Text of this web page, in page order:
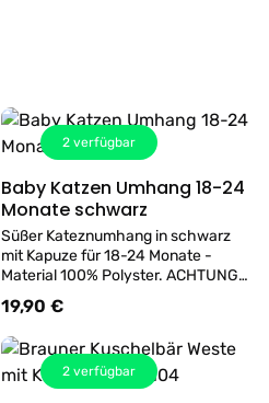
2 verfügbar
Details
Baby Katzen Umhang 18-24
Monate schwarz
Süßer Kateznumhang in schwarz
mit Kapuze für 18-24 Monate -
Material 100% Polyster. ACHTUNG
kein Versand - Kostüm nur im
Geschäft erhältlich!
Regulärer Preis:
19,90 €
2 verfügbar